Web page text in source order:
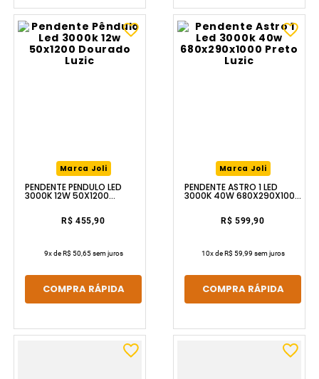
Marca Joli
PENDENTE PÊNDULO LED
3000K 12W 50X1200
R$ 455,90
9x deR$ 50,65sem juros
COMPRA RÁPIDA
Marca Joli
PENDENTE ASTRO 1 LED
3000K 40W 680X290X1000
R$ 599,90
10x deR$ 59,99 sem juros
COMPRA RÁPIDA